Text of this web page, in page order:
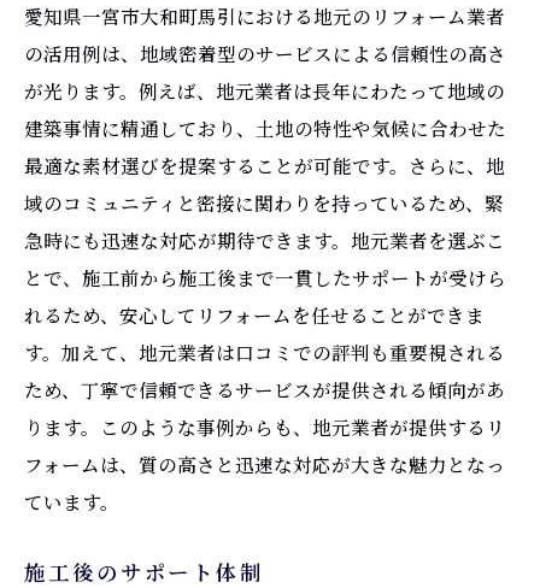
愛知県一宮市大和町馬引における地元のリフォーム業者
の活用例は、地域密着型のサービスによる信頼性の高さ
が光ります。例えば、地元業者は長年にわたって地域の
建築事情に精通しており、土地の特性や気候に合わせた
最適な素材選びを提案することが可能です。さらに、地
域のコミュニティと密接に関わりを持っているため、緊
急時にも迅速な対応が期待できます。地元業者を選ぶこ
とで、施工前から施工後まで一貫したサポートが受けら
れるため、安心してリフォームを任せることができま
す。加えて、地元業者は口コミでの評判も重要視される
ため、丁寧で信頼できるサービスが提供される傾向があ
ります。このような事例からも、地元業者が提供するリ
フォームは、質の高さと迅速な対応が大きな魅力となっ
ています。
施工後のサポート体制